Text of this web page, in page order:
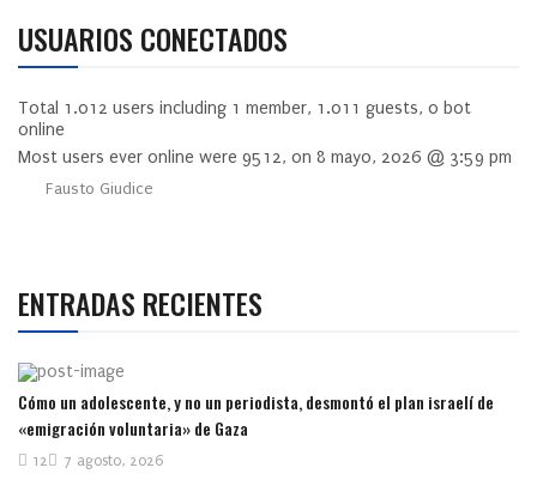
USUARIOS CONECTADOS
Total 1.012 users including 1 member, 1.011 guests, 0 bot
online
Most users ever online were 9512, on 8 mayo, 2026 @ 3:59 pm
Fausto Giudice
ENTRADAS RECIENTES
Cómo un adolescente, y no un periodista, desmontó el plan israelí de
«emigración voluntaria» de Gaza
7 agosto, 2026
12